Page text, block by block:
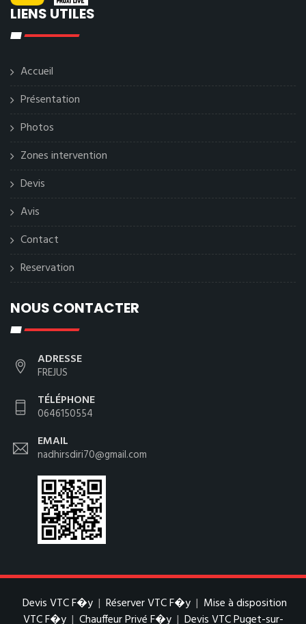
LIENS UTILES
Accueil
Présentation
Photos
Zones intervention
Devis
Avis
Contact
Reservation
NOUS CONTACTER
ADRESSE
FREJUS
TÉLÉPHONE
0646150554
EMAIL
nadhirsdiri70@gmail.com
Devis VTC F�y | Réserver VTC F�y | Mise à disposition
VTC F�y | Chauffeur Privé F�y | Devis VTC Puget-sur-